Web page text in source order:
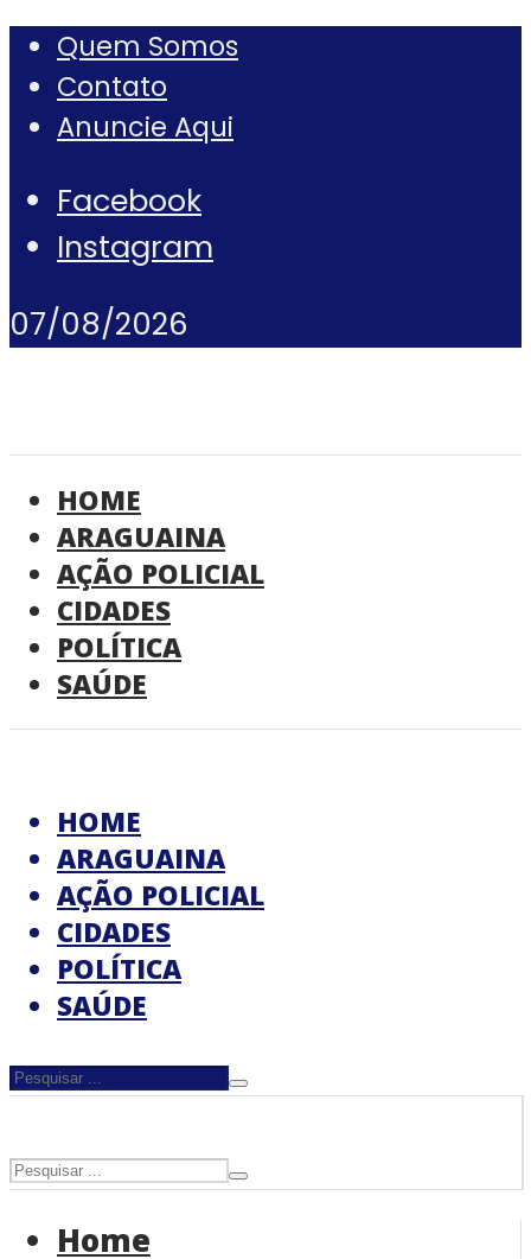
Quem Somos
Contato
Anuncie Aqui
Facebook
Instagram
07/08/2026
HOME
ARAGUAINA
AÇÃO POLICIAL
CIDADES
POLÍTICA
SAÚDE
HOME
ARAGUAINA
AÇÃO POLICIAL
CIDADES
POLÍTICA
SAÚDE
Home